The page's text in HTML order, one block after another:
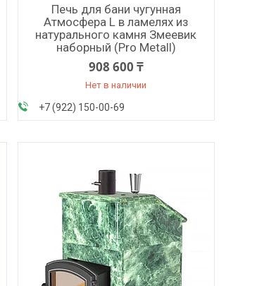
Печь для бани чугунная
Атмосфера L в ламелях из
натурального камня Змеевик
наборный (Pro Metall)
908 600 ₸
Нет в наличии
+7 (922) 150-00-69